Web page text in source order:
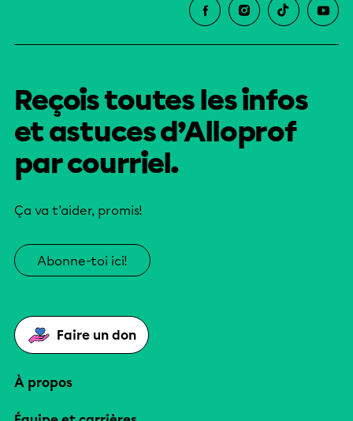
Reçois toutes les infos
et astuces d’Alloprof
par courriel.
Ça va t’aider, promis!
Abonne-toi ici!
Faire un don
À propos